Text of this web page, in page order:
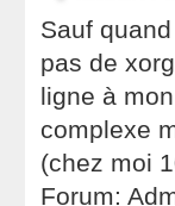
Sauf
pas de
ligne à
complexe
(chez moi
Forum: